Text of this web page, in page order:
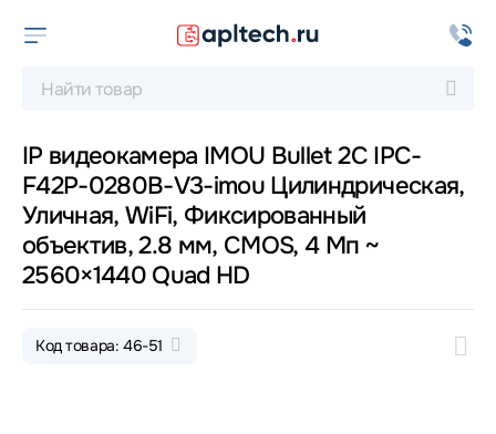
IP видеокамера IMOU Bullet 2C IPC-
F42P-0280B-V3-imou Цилиндрическая,
Уличная, WiFi, Фиксированный
объектив, 2.8 мм, CMOS, 4 Мп ~
2560×1440 Quad HD
Код товара: 46-51